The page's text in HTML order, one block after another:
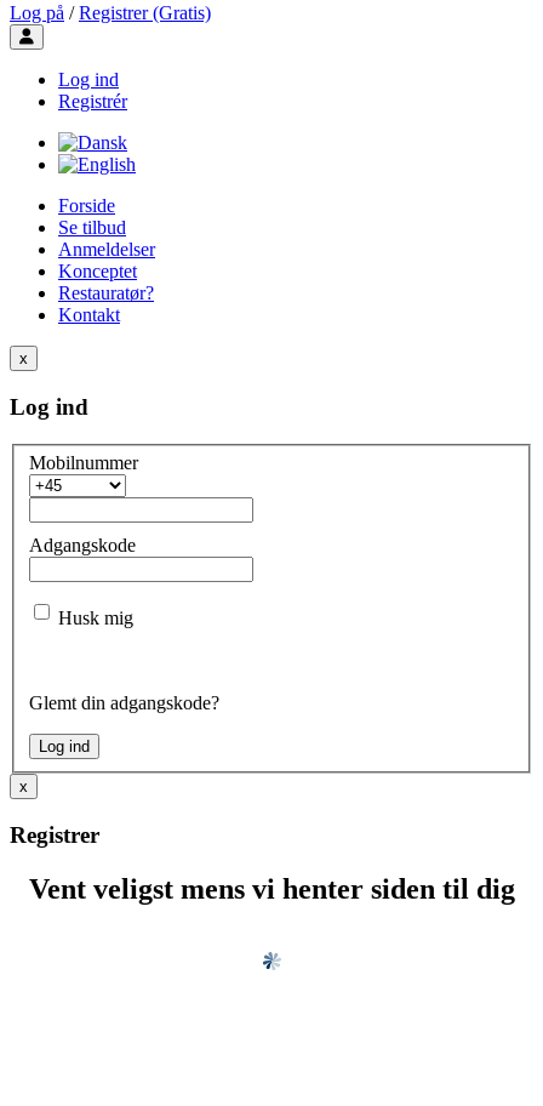
Log på / Registrer (Gratis)
Toggle user menu
Log ind
Registrér
Forside
Se tilbud
Anmeldelser
Konceptet
Restauratør?
Kontakt
x
Log ind
Mobilnummer
Adgangskode
Husk mig
Glemt din adgangskode?
x
Registrer
Vent veligst mens vi henter siden til dig